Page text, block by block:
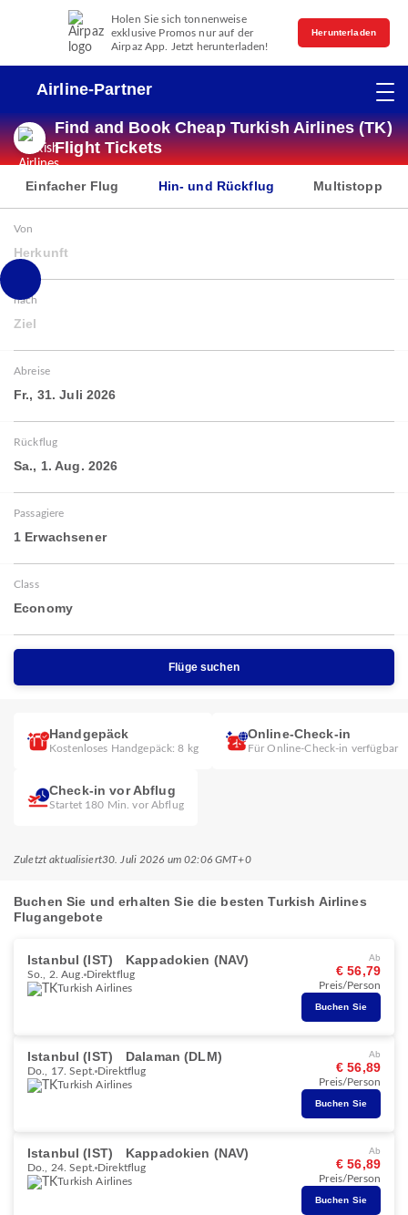
Holen Sie sich tonnenweise
exklusive Promos nur auf der
Airpaz App. Jetzt herunterladen!
Herunterladen
Airline-Partner
Find and Book Cheap Turkish Airlines (TK)
Flight Tickets
Einfacher Flug Hin- und Rückflug Multistopp
Von
Herkunft
nach
Ziel
Abreise
Fr., 31. Juli 2026
Rückflug
Sa., 1. Aug. 2026
Passagiere
1 Erwachsener
Class
Economy
Flüge suchen
Handgepäck
Kostenloses Handgepäck: 8 kg
Online-Check-in
Für Online-Check-in verfügbar
Check-in vor Abflug
Startet 180 Min. vor Abflug
Zuletzt aktualisiert30. Juli 2026 um 02:06 GMT+0
Buchen Sie und erhalten Sie die besten Turkish Airlines
Flugangebote
Istanbul (IST) Kappadokien (NAV)
So., 2. Aug. Direktflug
Turkish Airlines
Ab
€ 56,79
Preis/Person
Buchen Sie
Istanbul (IST) Dalaman (DLM)
Do., 17. Sept. Direktflug
Turkish Airlines
Ab
€ 56,89
Preis/Person
Buchen Sie
Istanbul (IST) Kappadokien (NAV)
Do., 24. Sept. Direktflug
Turkish Airlines
Ab
€ 56,89
Preis/Person
Buchen Sie